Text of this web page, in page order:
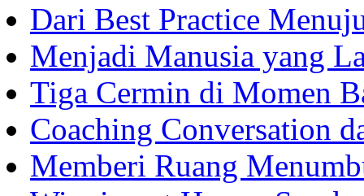
Dari Best Practice
Menjadi Manusia yang
Tiga Cermin di Momen
Coaching Conversation
Memberi Ruang